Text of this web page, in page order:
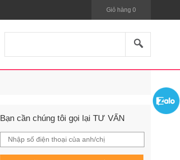
Giỏ hàng 0
Bạn cần chúng tôi gọi lại TƯ VẤN